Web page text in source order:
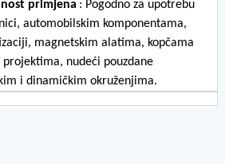
primjena : Pogodno za upotrebu
automobilskim komponentama,
magnetskim alatima, kopčama
nudeći pouzdane
i dinamičkim okruženjima.